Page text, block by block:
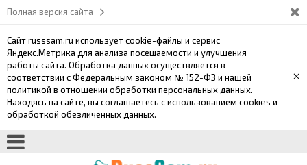
Полная версия сайта
Сайт russsam.ru использует cookie-файлы и сервис
Яндекс.Метрика для анализа посещаемости и улучшения
работы сайта. Обработка данных осуществляется в
соответствии с Федеральным законом № 152-ФЗ и нашей
политикой в отношении обработки персональных данных.
Находясь на сайте, вы соглашаетесь с использованием cookies и
обработкой обезличенных данных.
×